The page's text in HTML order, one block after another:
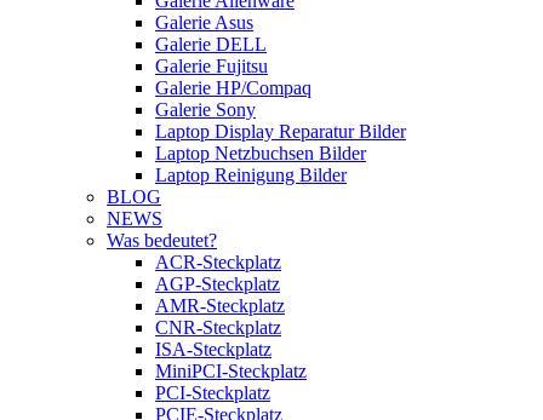
Galerie Asus
Galerie DELL
Galerie Fujitsu
Galerie HP/Compaq
Galerie Sony
Laptop Display Reparatur Bilder
Laptop Netzbuchsen Bilder
Laptop Reinigung Bilder
BLOG
NEWS
Was bedeutet?
ACR-Steckplatz
AGP-Steckplatz
AMR-Steckplatz
CNR-Steckplatz
ISA-Steckplatz
MiniPCI-Steckplatz
PCI-Steckplatz
PCIE-Steckplatz